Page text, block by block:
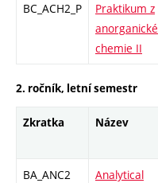
BC_ACH2_P
Praktikum z
anorganické
chemie II
2. ročník, letní semestr
Zkratka Název
BA_ANC2
Analytical